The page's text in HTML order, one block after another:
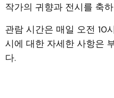
작가의 귀향과 전시를 축
관람 시간은 매일 오전 10
시에 대한 자세한 사항은
다.